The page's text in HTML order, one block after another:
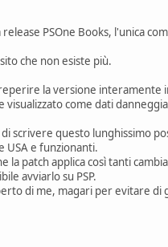
PSOne Books, l'unica
che non esiste più.
la versione interamente
visualizzato come dati
scrivere questo lunghissimo
USA e funzionanti.
la patch applica così tanti
avviarlo su PSP.
di me, magari per evitare